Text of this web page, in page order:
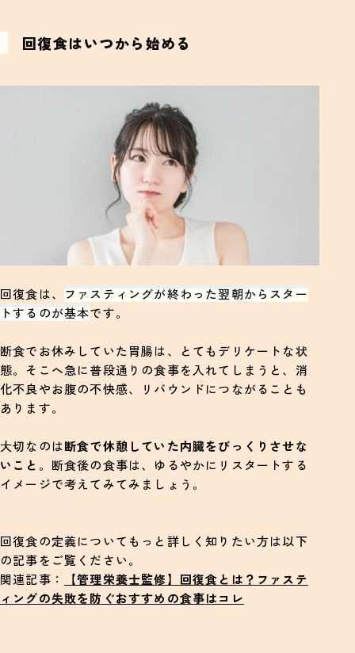
回復食はいつから始める
回復食は、 ファスティングが終わった翌朝からスター
トするのが基本です。
断食でお休みしていた胃腸は、とてもデリケートな状
態。そこへ急に普段通りの食事を入れてしまうと、消
化不良やお腹の不快感、リバウンドにつながることも
あります。
大切なのは断食で休憩していた内臓をびっくりさせな
いこと 。断食後の食事は、ゆるやかにリスタートする
イメージで考えてみてみましょう。
回復食の定義についてもっと詳しく知りたい方は以下
の記事をご覧ください。
関連記事：
【管理栄養士監修】回復食とは？ファステ
ィングの失敗を防ぐおすすめの食事はコレ